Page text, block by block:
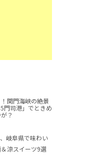
関門海峡の絶景
門司港」でときめ
？
岐阜県で味わい
涼スイーツ9選